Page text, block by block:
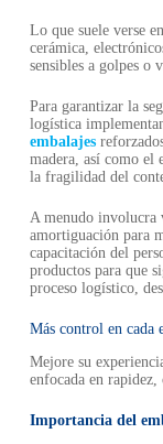
Lo que suele verse
cerámica,
sensibles a golpes o
Para garantizar la
logística
embalajes
madera, así como el
la fragilidad del
A menudo involucra
amortiguación para
capacitación del
productos para que
proceso logístico,
Más control en cada
Mejore su
enfocada en
Importancia del